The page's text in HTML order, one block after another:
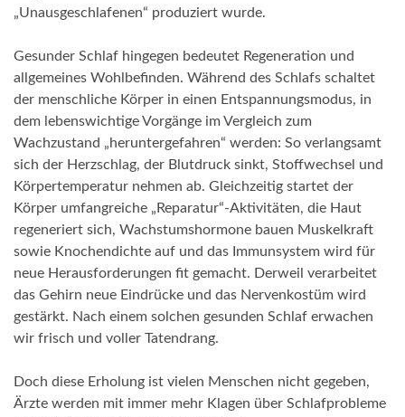
„Unausgeschlafenen“ produziert wurde.
Gesunder Schlaf hingegen bedeutet Regeneration und
allgemeines Wohlbefinden. Während des Schlafs schaltet
der menschliche Körper in einen Entspannungsmodus, in
dem lebenswichtige Vorgänge im Vergleich zum
Wachzustand „heruntergefahren“ werden: So verlangsamt
sich der Herzschlag, der Blutdruck sinkt, Stoffwechsel und
Körpertemperatur nehmen ab. Gleichzeitig startet der
Körper umfangreiche „Reparatur“-Aktivitäten, die Haut
regeneriert sich, Wachstumshormone bauen Muskelkraft
sowie Knochendichte auf und das Immunsystem wird für
neue Herausforderungen fit gemacht. Derweil verarbeitet
das Gehirn neue Eindrücke und das Nervenkostüm wird
gestärkt. Nach einem solchen gesunden Schlaf erwachen
wir frisch und voller Tatendrang.
Doch diese Erholung ist vielen Menschen nicht gegeben,
Ärzte werden mit immer mehr Klagen über Schlafprobleme